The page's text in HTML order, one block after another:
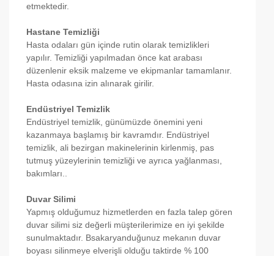
etmektedir.
Hastane Temizliği
Hasta odaları gün içinde rutin olarak temizlikleri
yapılır. Temizliği yapılmadan önce kat arabası
düzenlenir eksik malzeme ve ekipmanlar tamamlanır.
Hasta odasına izin alınarak girilir.
Endüstriyel Temizlik
Endüstriyel temizlik, günümüzde önemini yeni
kazanmaya başlamış bir kavramdır. Endüstriyel
temizlik, ali bezirgan makinelerinin kirlenmiş, pas
tutmuş yüzeylerinin temizliği ve ayrıca yağlanması,
bakımları..
Duvar Silimi
Yapmış olduğumuz hizmetlerden en fazla talep gören
duvar silimi siz değerli müşterilerimize en iyi şekilde
sunulmaktadır. Bsakaryanduğunuz mekanın duvar
boyası silinmeye elverişli olduğu taktirde % 100